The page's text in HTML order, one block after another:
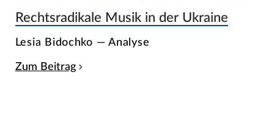
Rechtsradikale Musik in der Ukraine
Lesia Bidochko — Analyse
Zum Beitrag